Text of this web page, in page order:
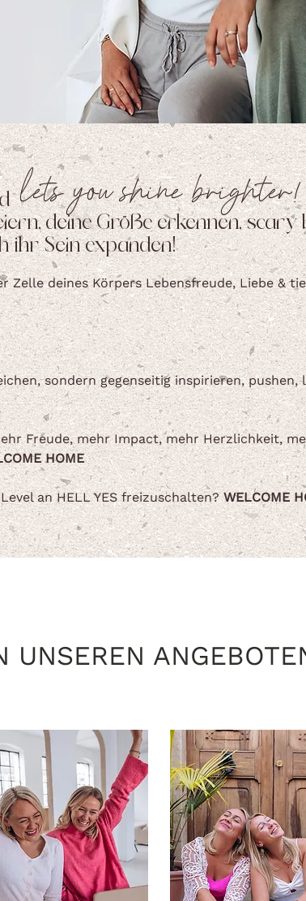
lets you shine brighter!
deine Größe erkennen, scary
ihr Sein expanden!
deines Körpers Lebensfreude, Liebe &
sondern gegenseitig inspirieren, pushen,
Freude, mehr Impact, mehr Herzlichkeit,
HOME
an HELL YES freizuschalten?WELCOME
UNSEREN